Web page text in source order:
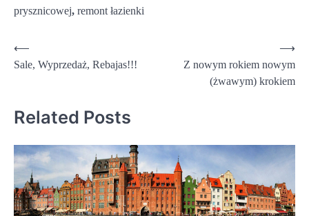
prysznicowej, remont łazienki
Nawigacja
wpisu
⟵
Sale, Wyprzedaż, Rebajas!!!
Z nowym rokiem nowym
(żwawym) krokiem
⟶
Related Posts